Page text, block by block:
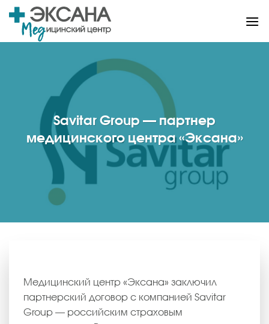
Skip
content
Savitar Group — партнер
медицинского центра «Эксана»
Медицинский центр «Эксана» заключил
партнерский договор с компанией Savitar
Group — российским страховым